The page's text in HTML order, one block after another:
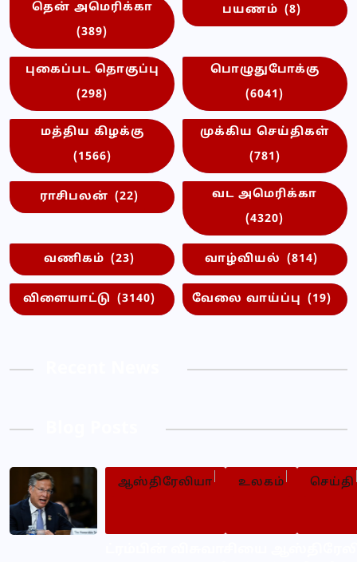
தென் அமெரிக்கா
(389)
பயணம் (8)
புகைப்பட தொகுப்பு
(298)
பொழுதுபோக்கு
(6041)
மத்திய கிழக்கு
(1566)
முக்கிய செய்திகள்
(781)
ராசிபலன் (22)
வட அமெரிக்கா
(4320)
வணிகம் (23) வாழ்வியல் (814)
விளையாட்டு (3140) வேலை வாய்ப்பு (19)
ஆஸ்திரேலியா உலகம் செய்தி